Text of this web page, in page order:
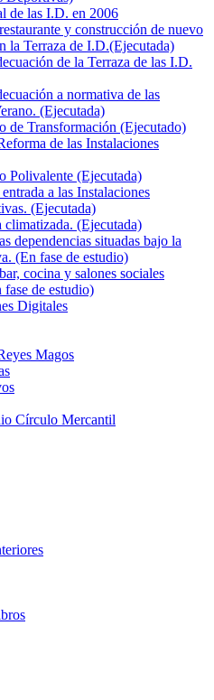
de las I.D. en 2006
y construcción de nuevo
la Terraza de I.D.(Ejecutada)
de la Terraza de las I.D.
a normativa de las
(Ejecutada)
de Transformación (Ejecutado)
de las Instalaciones
Polivalente (Ejecutada)
a las Instalaciones
(Ejecutada)
climatizada. (Ejecutada)
dependencias situadas bajo la
(En fase de estudio)
cocina y salones sociales
fase de estudio)
Digitales
Magos
Círculo Mercantil